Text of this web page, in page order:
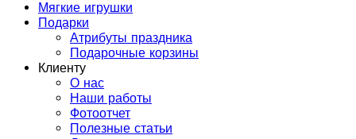
Мягкие игрушки
Подарки
Атрибуты праздника
Подарочные корзины
Клиенту
О нас
Наши работы
Фотоотчет
Полезные статьи